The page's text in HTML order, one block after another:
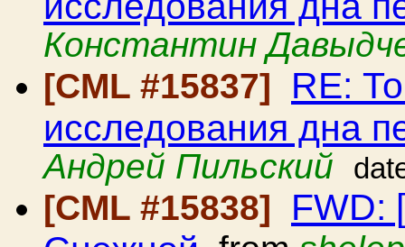
Константин
[CML #15837]
RE:
исследования дна
Андрей Пильский
[CML #15838] FWD: